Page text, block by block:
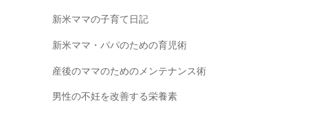
新米ママの子育て日記
新米ママ・パパのための育児術
産後のママのためのメンテナンス術
男性の不妊を改善する栄養素